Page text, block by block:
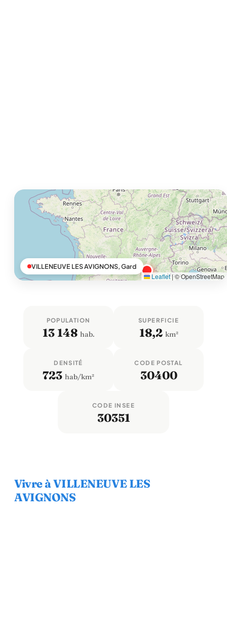
Leaflet |© OpenStreetMap
VILLENEUVE LES AVIGNONS, Gard
POPULATION
13 148 hab.
SUPERFICIE
18,2 km²
DENSITÉ
723 hab/km²
CODE POSTAL
30400
CODE INSEE
30351
Vivre à VILLENEUVE LES
AVIGNONS